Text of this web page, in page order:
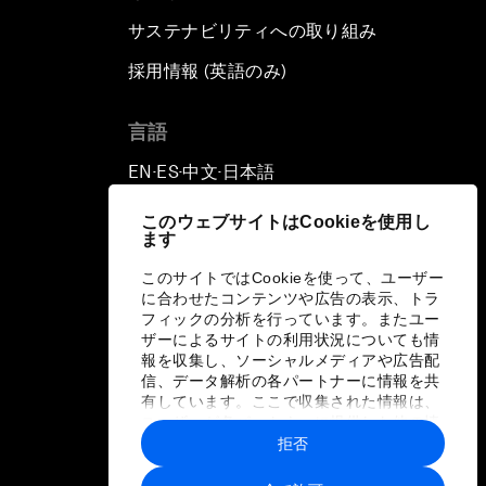
このウェブサイトはCookieを使用し
ます
このサイトではCookieを使って、ユーザー
に合わせたコンテンツや広告の表示、トラ
フィックの分析を行っています。またユー
ザーによるサイトの利用状況についても情
報を収集し、ソーシャルメディアや広告配
信、データ解析の各パートナーに情報を共
有しています。ここで収集された情報は、
ユーザーが各パートナーに提供した他の情
報や各パートナーのサービスを使用した際
に収集された情報と組み合わされ、各パー
拒否
サステナビリティへの取り組み
採用情報 (英語のみ)
言語
EN ▪ES▪中文▪ 日本語